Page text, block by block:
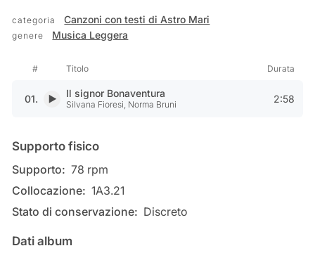
categoria Canzoni con testi di Astro Mari
genere Musica Leggera
Lista brani
# Pulsante Play/pausa
Titolo Durata
01. Riproduci Il signor Bonaventura di Silvana Fioresi, Norma Bruni
Il signor Bonaventura
Silvana Fioresi, Norma Bruni 2:58
Informazioni
Supporto fisico
Supporto: 78 rpm
Collocazione: 1A3.21
Stato di conservazione: Discreto
Dati album